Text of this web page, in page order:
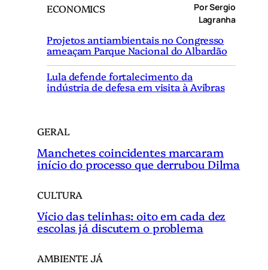
ECONOMICS
Por Sergio
Lagranha
Projetos antiambientais no Congresso
ameaçam Parque Nacional do Albardão
Lula defende fortalecimento da
indústria de defesa em visita à Avibras
GERAL
Manchetes coincidentes marcaram
início do processo que derrubou Dilma
CULTURA
Vício das telinhas: oito em cada dez
escolas já discutem o problema
AMBIENTE JÁ